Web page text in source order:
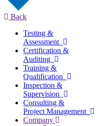
Back
Testing &
Assessment
Certification &
Auditing
Training &
Qualification
Inspection &
Supervision
Consulting &
Project Management
Company